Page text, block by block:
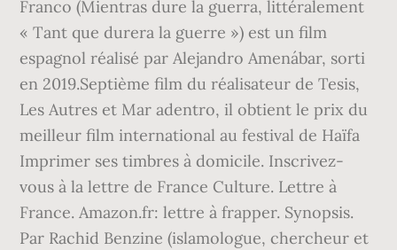
Franco (Mientras dure la guerra, littéralement
« Tant que durera la guerre ») est un film
espagnol réalisé par Alejandro Amenábar, sorti
en 2019.Septième film du réalisateur de Tesis,
Les Autres et Mar adentro, il obtient le prix du
meilleur film international au festival de Haïfa
Imprimer ses timbres à domicile. Inscrivez-
vous à la lettre de France Culture. Lettre à
France. Amazon.fr: lettre à frapper. Synopsis.
Par Rachid Benzine (islamologue, chercheur et